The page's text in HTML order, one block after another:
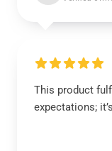
This product
expectations;